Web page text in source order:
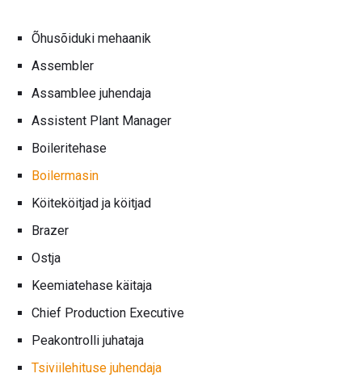
Õhusõiduki mehaanik
Assembler
Assamblee juhendaja
Assistent Plant Manager
Boileritehase
Boilermasin
Köiteköitjad ja köitjad
Brazer
Ostja
Keemiatehase käitaja
Chief Production Executive
Peakontrolli juhataja
Tsiviilehituse juhendaja